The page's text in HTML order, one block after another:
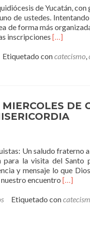
de Yucatán, con
de ustedes.
de forma más
inscripciones Leer
Mes
[…]
Etiquetado concatecismo,
DE
Un saludo fraterno
la visita del Santo
y mensaje lo que
encuentro Leer
DEL
[…]
Etiquetado con